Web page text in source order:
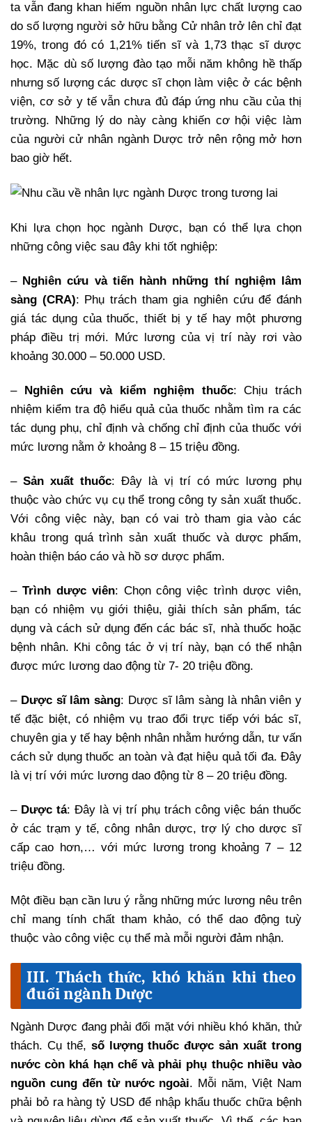
ta vẫn đang khan hiếm nguồn nhân lực chất lượng cao
do số lượng người sở hữu bằng Cử nhân trở lên chỉ đạt
19%, trong đó có 1,21% tiến sĩ và 1,73 thạc sĩ dược
học. Mặc dù số lượng đào tạo mỗi năm không hề thấp
nhưng số lượng các dược sĩ chọn làm việc ở các bệnh
viện, cơ sở y tế vẫn chưa đủ đáp ứng nhu cầu của thị
trường. Những lý do này càng khiến cơ hội việc làm
của người cử nhân ngành Dược trở nên rộng mở hơn
bao giờ hết.
Khi lựa chọn học ngành Dược, bạn có thể lựa chọn
những công việc sau đây khi tốt nghiệp:
– Nghiên cứu và tiến hành những thí nghiệm lâm
sàng (CRA): Phụ trách tham gia nghiên cứu để đánh
giá tác dụng của thuốc, thiết bị y tế hay một phương
pháp điều trị mới. Mức lương của vị trí này rơi vào
khoảng 30.000 – 50.000 USD.
– Nghiên cứu và kiểm nghiệm thuốc: Chịu trách
nhiệm kiểm tra độ hiểu quả của thuốc nhằm tìm ra các
tác dụng phụ, chỉ định và chống chỉ định của thuốc với
mức lương nằm ở khoảng 8 – 15 triệu đồng.
–Sản xuất thuốc: Đây là vị trí có mức lương phụ
thuộc vào chức vụ cụ thể trong công ty sản xuất thuốc.
Với công việc này, bạn có vai trò tham gia vào các
khâu trong quá trình sản xuất thuốc và dược phẩm,
hoàn thiện báo cáo và hồ sơ dược phẩm.
– Trình dược viên: Chọn công việc trình dược viên,
bạn có nhiệm vụ giới thiệu, giải thích sản phẩm, tác
dụng và cách sử dụng đến các bác sĩ, nhà thuốc hoặc
bệnh nhân. Khi công tác ở vị trí này, bạn có thể nhận
được mức lương dao động từ 7- 20 triệu đồng.
– Dược sĩ lâm sàng: Dược sĩ lâm sàng là nhân viên y
tế đặc biệt, có nhiệm vụ trao đổi trực tiếp với bác sĩ,
chuyên gia y tế hay bệnh nhân nhằm hướng dẫn, tư vấn
cách sử dụng thuốc an toàn và đạt hiệu quả tối đa. Đây
là vị trí với mức lương dao động từ 8 – 20 triệu đồng.
– Dược tá: Đây là vị trí phụ trách công việc bán thuốc
ở các trạm y tế, công nhân dược, trợ lý cho dược sĩ
cấp cao hơn,… với mức lương trong khoảng 7 – 12
triệu đồng.
Một điều bạn cần lưu ý rằng những mức lương nêu trên
chỉ mang tính chất tham khảo, có thể dao động tuỳ
thuộc vào công việc cụ thể mà mỗi người đảm nhận.
III. Thách thức, khó khăn khi theo
đuổi ngành Dược
Ngành Dược đang phải đối mặt với nhiều khó khăn, thử
thách. Cụ thể, số lượng thuốc được sản xuất trong
nước còn khá hạn chế và phải phụ thuộc nhiều vào
nguồn cung đến từ nước ngoài. Mỗi năm, Việt Nam
phải bỏ ra hàng tỷ USD để nhập khẩu thuốc chữa bệnh